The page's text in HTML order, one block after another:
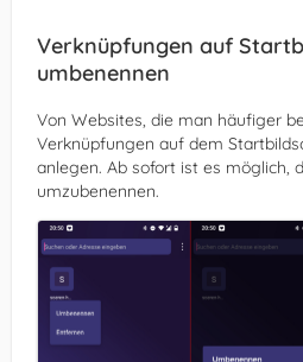
Verknüpfungen auf
umbenennen
Von Websites, die man häufiger
Verknüpfungen auf dem
anlegen. Ab sofort ist es möglich,
umzubenennen.